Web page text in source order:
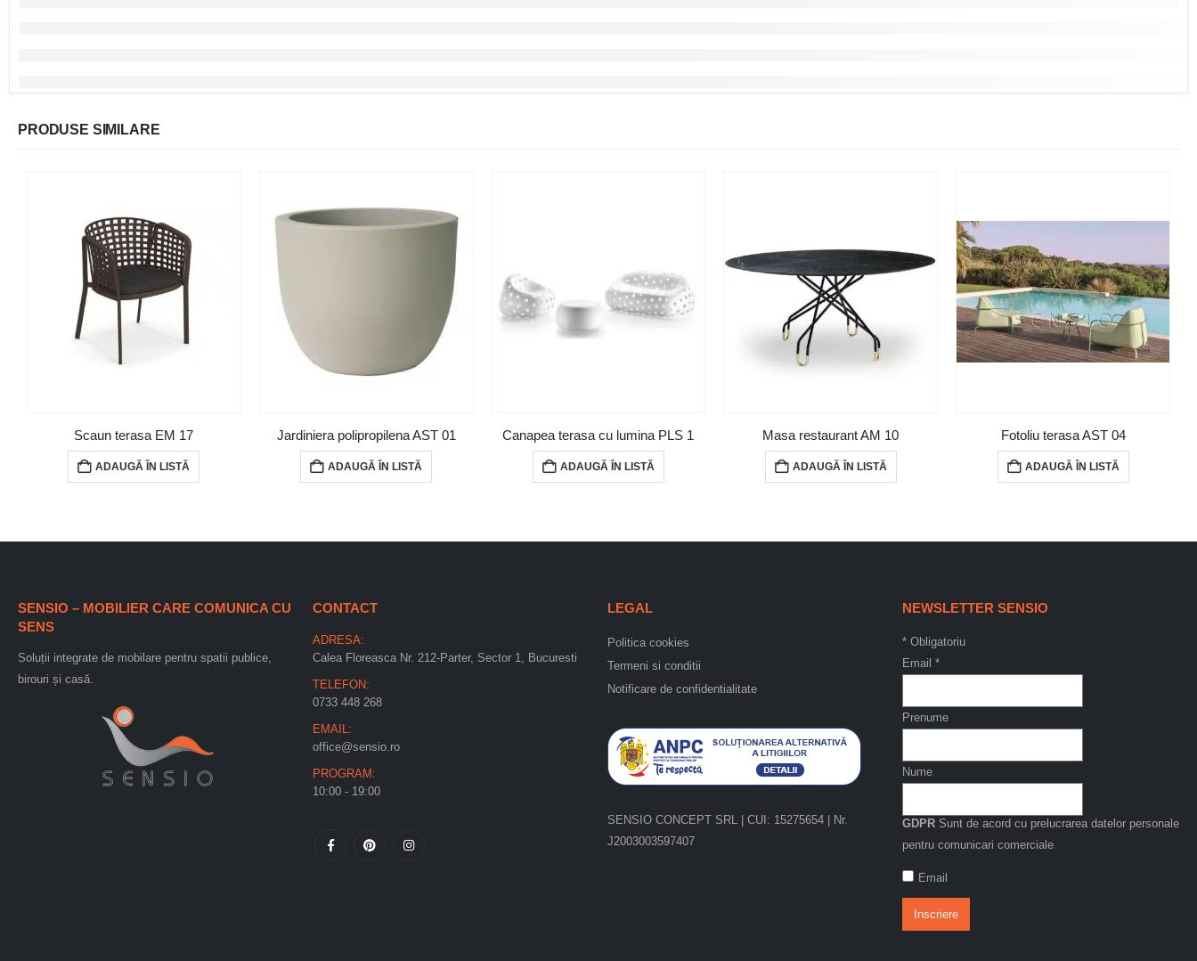
PRODUSE SIMILARE
Scaun terasa EM 17
ADAUGĂ ÎN LISTĂ
Jardiniera polipropilena AST 01
ADAUGĂ ÎN LISTĂ
Canapea terasa cu lumina PLS 1
ADAUGĂ ÎN LISTĂ
Masa restaurant AM 10
ADAUGĂ ÎN LISTĂ
Fotoliu terasa AST 04
ADAUGĂ ÎN LISTĂ
SENSIO – MOBILIER CARE COMUNICA CU
SENS
Soluții integrate de mobilare pentru spatii publice,
birouri și casă.
CONTACT
ADRESA:
Calea Floreasca Nr. 212-Parter, Sector 1, Bucuresti
TELEFON:
0733 448 268
EMAIL:
office@sensio.ro
PROGRAM:
10:00 - 19:00
LEGAL
Politica cookies
Termeni si conditii
Notificare de confidentialitate
SENSIO CONCEPT SRL | CUI: 15275654 | Nr.
J2003003597407
NEWSLETTER SENSIO
* Obligatoriu
Email *
Prenume
Nume
GDPR Sunt de acord cu prelucrarea datelor personale
pentru comunicari comerciale
Email